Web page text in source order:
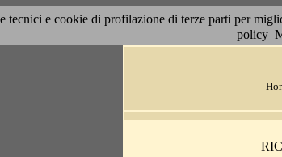
tecnici e cookie di profilazione di terze parti per
policy